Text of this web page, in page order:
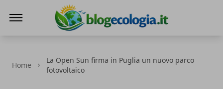
Home
La Open Sun firma in Puglia un nuovo parco
fotovoltaico